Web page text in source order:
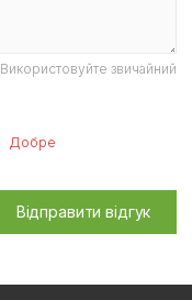
звичайний
Добре
Відправити відгук